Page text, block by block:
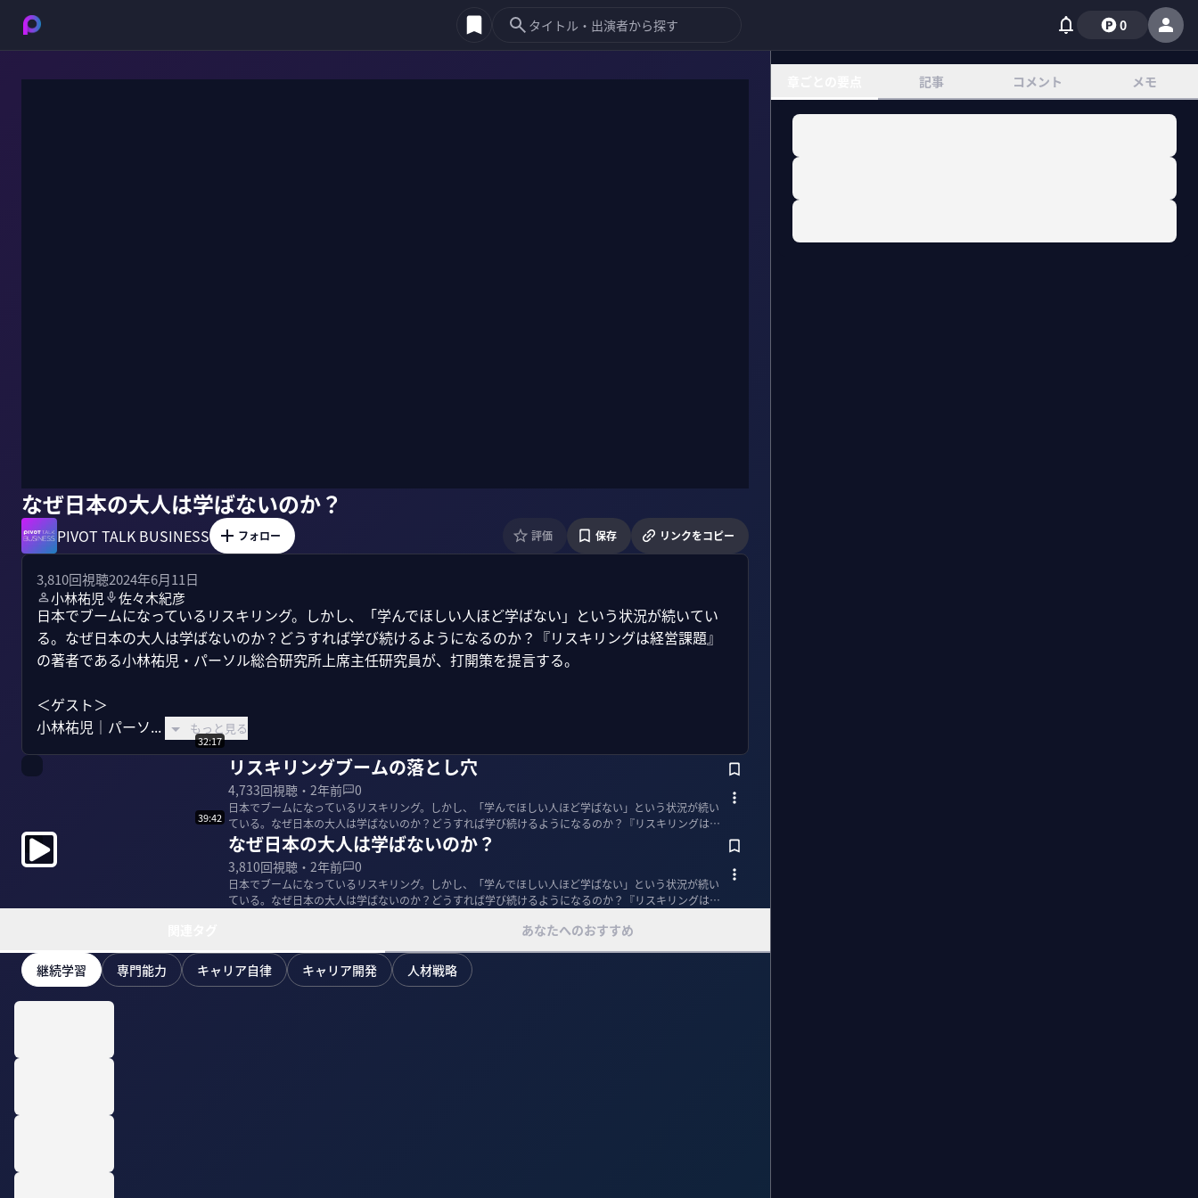
0
なぜ日本の大人は学ばないのか？
PIVOT TALK BUSINESS フォロー 評価 保存 リンクをコピー
3,810回視聴2024年6月11日
小林祐児
佐々木紀彦
日本でブームになっているリスキリング。しかし、「学んでほしい人ほど学ばない」という状況が続いてい
る。なぜ日本の大人は学ばないのか？どうすれば学び続けるようになるのか？『リスキリングは経営課題』
の著者である小林祐児・パーソル総合研究所上席主任研究員が、打開策を提言する。
＜ゲスト＞
小林祐児｜パーソ...
もっと見る
32:17
リスキリングブームの落とし穴
4,733回視聴・ 2年前 0
日本でブームになっているリスキリング。しかし、「学んでほしい人ほど学ばない」という状況が続い
ている。なぜ日本の大人は学ばないのか？どうすれば学び続けるようになるのか？『リスキリングは経
営課題』の著者で...
39:42
なぜ日本の大人は学ばないのか？
3,810回視聴・ 2年前 0
日本でブームになっているリスキリング。しかし、「学んでほしい人ほど学ばない」という状況が続い
ている。なぜ日本の大人は学ばないのか？どうすれば学び続けるようになるのか？『リスキリングは経
あなたへのおすすめ
継続学習 専門能力 キャリア自律 キャリア開発 人材戦略
記事 コメント メモ